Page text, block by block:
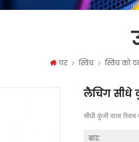
घर स्विच स्विच को
लैचिंग सीधे
सीधी कुंजी वाला
ब्रांड: